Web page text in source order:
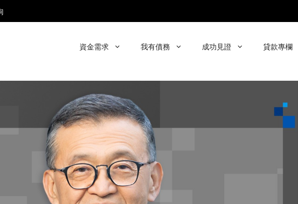
資金需求 我有債務 成功見證 貸款專欄